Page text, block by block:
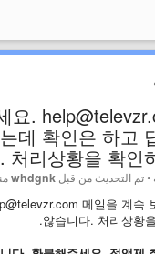
요.
데 확인은 하고
처리상황을 확인
•تم التحديث من قبلwhdgnk
메일을 계속
않습니다. 처리상황